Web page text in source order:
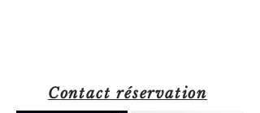
Contact réservation